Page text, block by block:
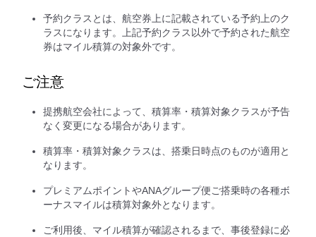
予約クラスとは、航空券上に記載されている予約上のク
ラスになります。上記予約クラス以外で予約された航空
券はマイル積算の対象外です。
ご注意
提携航空会社によって、積算率・積算対象クラスが予告
なく変更になる場合があります。
積算率・積算対象クラスは、搭乗日時点のものが適用と
なります。
プレミアムポイントやANAグループ便ご搭乗時の各種ボ
ーナスマイルは積算対象外となります。
ご利用後、マイル積算が確認されるまで、事後登録に必